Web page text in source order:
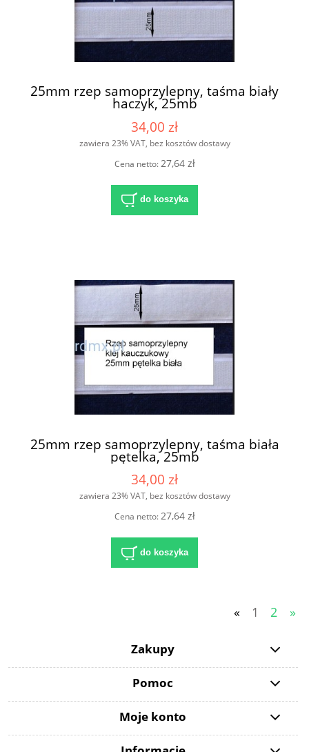
25mm rzep samoprzylepny, taśma biały
haczyk, 25mb
34,00 zł
zawiera 23% VAT, bez kosztów dostawy
Cena netto:27,64 zł
do koszyka
25mm rzep samoprzylepny, taśma biała
pętelka, 25mb
34,00 zł
zawiera 23% VAT, bez kosztów dostawy
Cena netto:27,64 zł
do koszyka
« 1 2 »
Zakupy
Pomoc
Moje konto